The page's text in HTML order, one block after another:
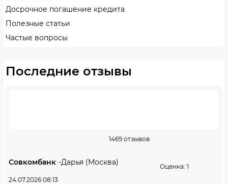
Досрочное погашение кредита
Полезные статьи
Частые вопросы
Последние отзывы
1469 отзывов
Совкомбанк -Дарья (Москва)
Оценка: 1
24.07.2026 08:13